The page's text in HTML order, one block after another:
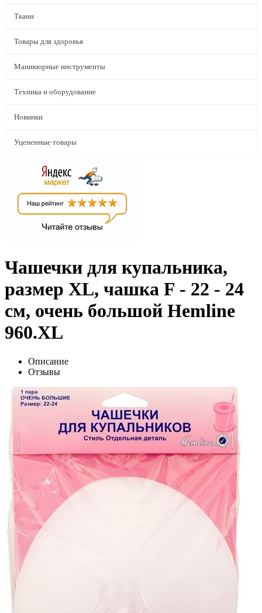
Ткани
Товары для здоровья
Маникюрные инструменты
Техника и оборудование
Новинки
Уцененные товары
Чашечки для купальника,
размер XL, чашка F - 22 - 24
см, очень большой Hemline
960.XL
Описание
Отзывы